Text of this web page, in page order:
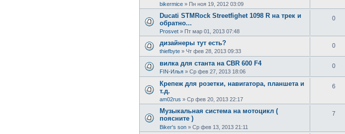
bikermice » Пн ноя 19, 2012 03:09
Ducati STMRock Streetfighet 1098 R на трек и
обратно...
Prosvet » Пт мар 01, 2013 07:48
0
дизайнеры тут есть?
thiefbyte » Чт фев 28, 2013 09:33
0
вилка для станта на CBR 600 F4
FIN-Илья » Ср фев 27, 2013 18:06
0
Крепеж для розетки, навигатора, планшета и
т.д.
am02rus » Ср фев 20, 2013 22:17
6
Музыкальная система на мотоцикл (
поясните )
Biker's son » Ср фев 13, 2013 21:11
7